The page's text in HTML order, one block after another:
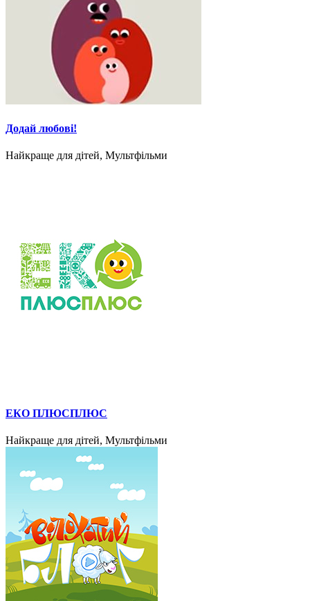
Додай любові!
Найкраще для дітей, Мультфільми
ЕКО ПЛЮСПЛЮС
Найкраще для дітей, Мультфільми